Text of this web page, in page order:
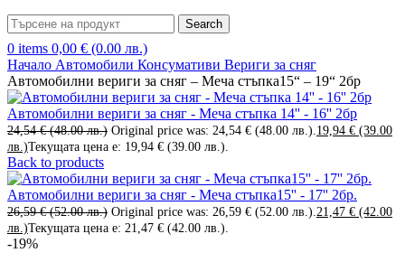
Search
0 items 0,00 € (0.00 лв.)
Начало Автомобили Консумативи Вериги за сняг
Автомобилни вериги за сняг – Меча стъпка15“ – 19“ 2бр
Автомобилни вериги за сняг - Меча стъпка 14'' - 16'' 2бр
24,54€ (48.00 лв.) Original price was: 24,54 € (48.00 лв.). 19,94 € (39.00
лв.)Текущата цена е: 19,94 € (39.00 лв.).
Back to products
Автомобилни вериги за сняг - Меча стъпка15'' - 17'' 2бр.
26,59€ (52.00 лв.) Original price was: 26,59 € (52.00 лв.). 21,47 € (42.00
лв.)Текущата цена е: 21,47 € (42.00 лв.).
-19%